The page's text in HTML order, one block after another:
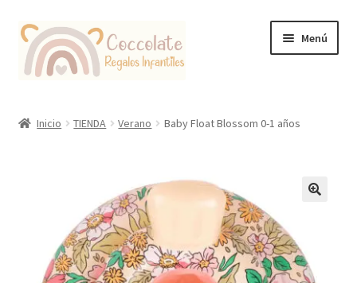
Ir
la
Ir
contenido
Menú
Inicio TIENDA Verano Baby Float Blossom 0-1 años